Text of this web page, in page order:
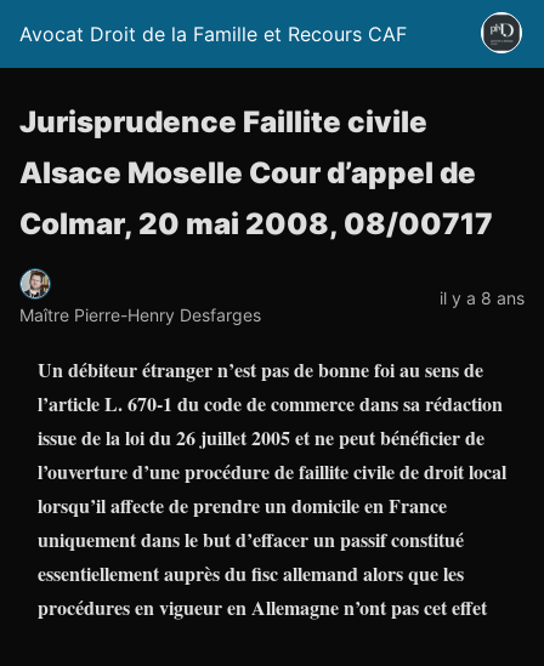
Avocat Droit de la Famille et Recours CAF
Jurisprudence Faillite civile
Alsace Moselle Cour d’appel de
Colmar, 20 mai 2008, 08/00717
Maître Pierre-Henry Desfarges
il y a 8 ans
Un débiteur étranger n’est pas de bonne foi au sens de
l’article L. 670-1 du code de commerce dans sa rédaction
issue de la loi du 26 juillet 2005 et ne peut bénéficier de
l’ouverture d’une procédure de faillite civile de droit local
lorsqu’il affecte de prendre un domicile en France
uniquement dans le but d’effacer un passif constitué
essentiellement auprès du fisc allemand alors que les
procédures en vigueur en Allemagne n’ont pas cet effet